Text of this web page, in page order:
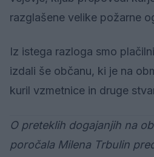
razglašene velike požarne
Iz istega razloga smo
izdali še občanu, ki je na
kuril vzmetnice in druge
O preteklih dogajanjih na
poročala Milena Trbulin